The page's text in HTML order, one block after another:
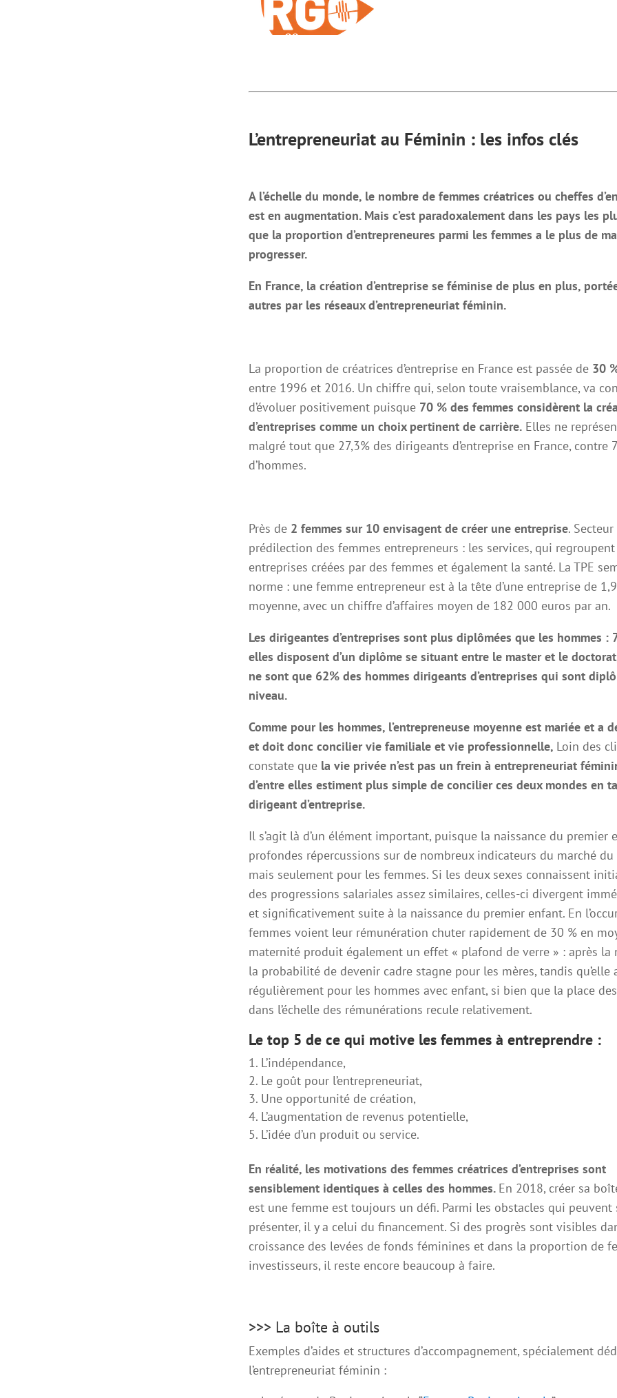
L’entrepreneuriat au Féminin : les infos clés
A l’échelle du monde, le nombre de femmes créatrices ou cheffes
est en augmentation. Mais c’est paradoxalement dans les pays les
que la proportion d’entrepreneures parmi les femmes a le plus de
progresser.
En France, la création d’entreprise se féminise de plus en plus,
autres par les réseaux d’entrepreneuriat féminin.
La proportion de créatrices d’entreprise en France est passée de 30
entre 1996 et 2016. Un chiffre qui, selon toute vraisemblance, va
d’évoluer positivement puisque 70 % des femmes considèrent la
d’entreprises comme un choix pertinent de carrière. Elles ne
malgré tout que 27,3% des dirigeants d’entreprise en France, contre
d’hommes.
Près de 2 femmes sur 10 envisagent de créer une entreprise.
prédilection des femmes entrepreneurs : les services, qui regroupent
entreprises créées par des femmes et également la santé. La TPE
norme : une femme entrepreneur est à la tête d’une entreprise de
moyenne, avec un chiffre d’affaires moyen de 182 000 euros par an.
Les dirigeantes d’entreprises sont plus diplômées que les hommes :
elles disposent d’un diplôme se situant entre le master et le
ne sont que 62% des hommes dirigeants d’entreprises qui sont
niveau.
Comme pour les hommes, l’entrepreneuse moyenne est mariée et a
et doit donc concilier vie familiale et vie professionnelle, Loin des
constate que la vie privée n’est pas un frein à entrepreneuriat
d’entre elles estiment plus simple de concilier ces deux mondes en
dirigeant d’entreprise.
Il s’agit là d’un élément important, puisque la naissance du premier
profondes répercussions sur de nombreux indicateurs du marché
mais seulement pour les femmes. Si les deux sexes connaissent
des progressions salariales assez similaires, celles-ci divergent
et significativement suite à la naissance du premier enfant. En
femmes voient leur rémunération chuter rapidement de 30 % en
maternité produit également un effet « plafond de verre » : après la
la probabilité de devenir cadre stagne pour les mères, tandis qu’elle
régulièrement pour les hommes avec enfant, si bien que la place
dans l’échelle des rémunérations recule relativement.
Le top 5 de ce qui motive les femmes à entreprendre :
L’indépendance,
Le goût pour l’entrepreneuriat,
Une opportunité de création,
L’augmentation de revenus potentielle,
L’idée d’un produit ou service.
En réalité, les motivations des femmes créatrices d’entreprises sont
sensiblement identiques à celles des hommes. En 2018, créer sa
est une femme est toujours un défi. Parmi les obstacles qui peuvent
présenter, il y a celui du financement. Si des progrès sont visibles
croissance des levées de fonds féminines et dans la proportion de
investisseurs, il reste encore beaucoup à faire.
>>> La boîte à outils
Exemples d’aides et structures d’accompagnement, spécialement
l’entrepreneuriat féminin :